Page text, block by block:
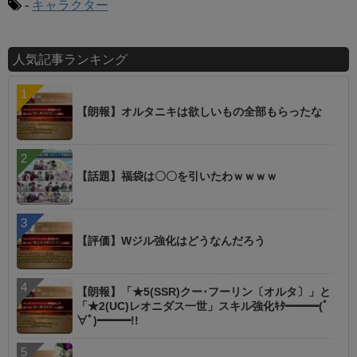
- キャラクター
人気記事ランキング
【朗報】オルタニキは欲しいもの全部もらったな
【話題】福袋は〇〇を引いたわｗｗｗｗ
【評価】Wジル強化はどうなんだろう
【朗報】「★5(SSR)クー･フーリン〔オルタ〕」と
「★2(UC)レオニダス一世」スキル強化ｷﾀ━━━(ﾟ
∀ﾟ)━━━!!